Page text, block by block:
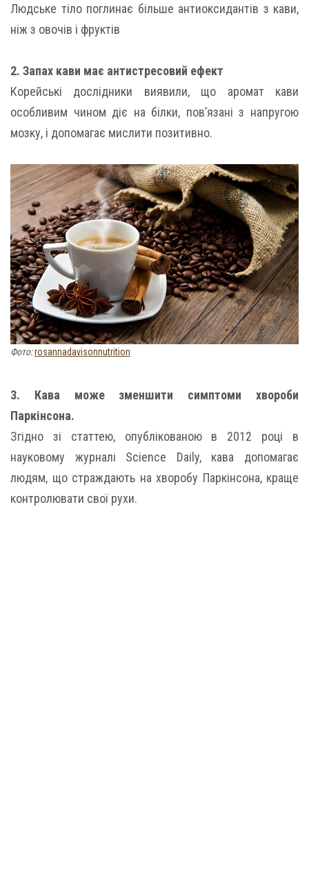
Людське тіло поглинає більше антиоксидантів з кави,
ніж з овочів і фруктів
2. Запах кави має антистресовий ефект
Корейські дослідники виявили, що аромат кави
особливим чином діє на білки, пов’язані з напругою
мозку, і допомагає мислити позитивно.
Фото:rosannadavisonnutrition
3. Кава може зменшити симптоми хвороби
Паркінсона.
Згідно зі статтею, опублікованою в 2012 році в
науковому журналі Science Daily, кава допомагає
людям, що страждають на хворобу Паркінсона, краще
контролювати свої рухи.